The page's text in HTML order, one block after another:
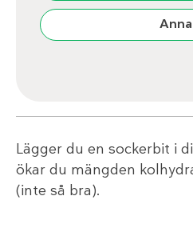
Lägger du en sockerbit i
ökar du mängden
(inte så bra).